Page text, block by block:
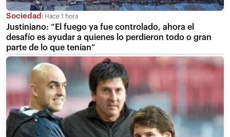
Sociedad Hace 1 hora
Justiniano: “El fuego ya fue controlado, ahora el
desafío es ayudar a quienes lo perdieron todo o gran
parte de lo que tenían”